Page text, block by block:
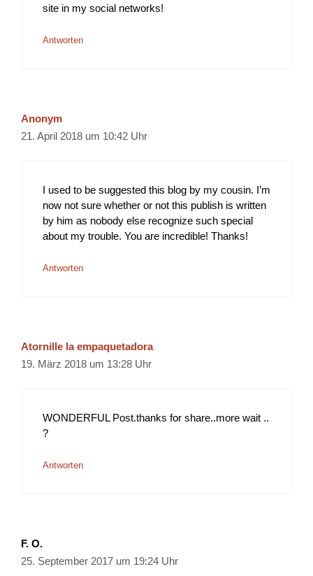
site in my social networks!
Antworten
Anonym
21. April 2018 um 10:42 Uhr
I used to be suggested this blog by my cousin. I’m
now not sure whether or not this publish is written
by him as nobody else recognize such special
about my trouble. You are incredible! Thanks!
Antworten
Atornille la empaquetadora
19. März 2018 um 13:28 Uhr
WONDERFUL Post.thanks for share..more wait ..
?
Antworten
F. O.
25. September 2017 um 19:24 Uhr